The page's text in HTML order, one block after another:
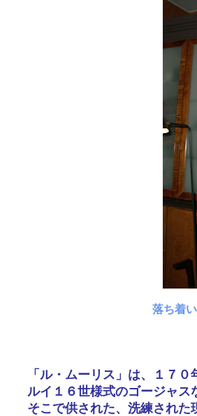
落ち着
「ル・ムーリス」は、１７
ルイ１６世様式のゴージャス
そこで供された、洗練され